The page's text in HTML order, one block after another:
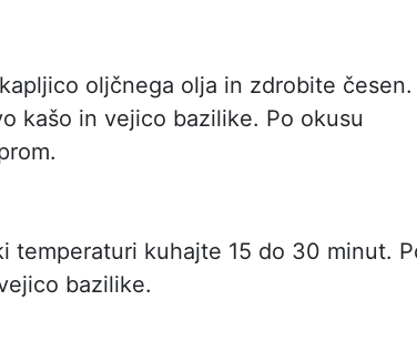
oljčnega olja in zdrobite česen.
kašo in vejico bazilike. Po okusu
temperaturi kuhajte 15 do 30 minut.
bazilike.